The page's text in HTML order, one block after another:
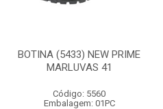
BOTINA (5433) NEW PRIME
MARLUVAS 41
Código: 5560
Embalagem: 01PC